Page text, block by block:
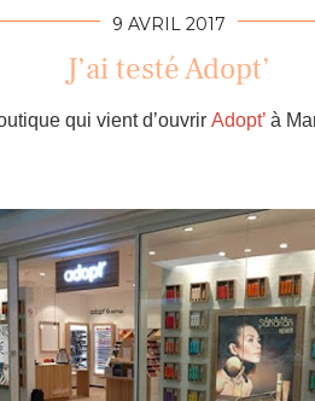
9 AVRIL 2017
J’ai testé Adopt’
qui vient d’ouvrir Adopt’ à